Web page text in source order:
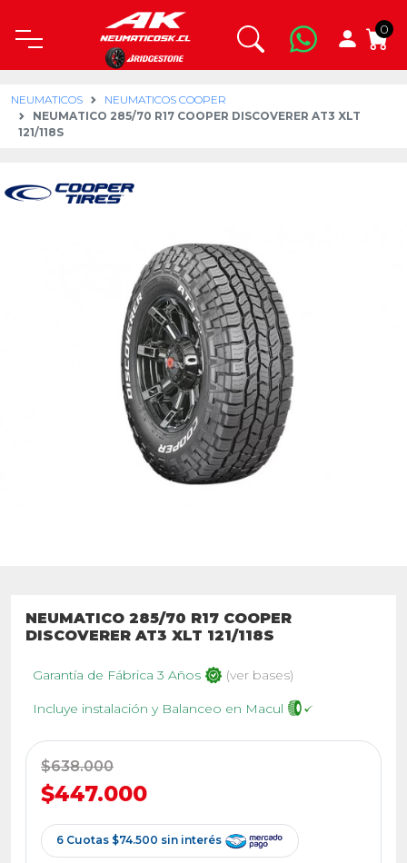
0
NEUMATICOS
NEUMATICOS COOPER
NEUMATICO 285/70 R17 COOPER DISCOVERER AT3 XLT
121/118S
NEUMATICO 285/70 R17 COOPER
DISCOVERER AT3 XLT 121/118S
Garantía de Fábrica 3 Años (ver bases)
Incluye instalación y Balanceo en Macul
$638.000
$447.000
6 Cuotas $74.500 sin interés